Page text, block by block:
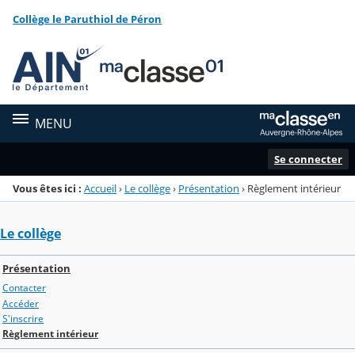
Menu de la rubrique
Contenu
Collège le Paruthiol de Péron
MENU
Se connecter
Vous êtes ici : Accueil› Le collège› Présentation › Règlement intérieur
Le collège
Présentation
Contacter
Accéder
S'inscrire
Règlement intérieur